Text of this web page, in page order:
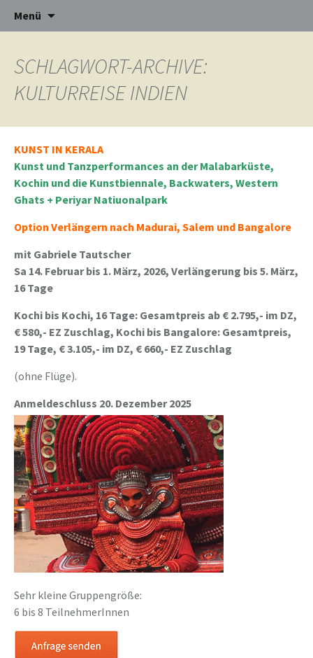
CULTURES-
CONNECT
Menü
SCHLAGWORT-ARCHIVE:
KULTURREISE INDIEN
KUNST IN KERALA
Kunst und Tanzperformances an der Malabarküste,
Kochin und die Kunstbiennale, Backwaters, Western
Ghats + Periyar Natiuonalpark
Option Verlängern nach Madurai, Salem und Bangalore
mit Gabriele Tautscher
Sa 14. Februar bis 1. März, 2026, Verlängerung bis 5. März,
16 Tage
Kochi bis Kochi, 16 Tage: Gesamtpreis ab € 2.795,- im DZ,
€ 580,- EZ Zuschlag, Kochi bis Bangalore: Gesamtpreis,
19 Tage, € 3.105,- im DZ, € 660,- EZ Zuschlag
(ohne Flüge).
Anmeldeschluss 20. Dezember 2025
Sehr kleine Gruppengröße:
6 bis 8 TeilnehmerInnen